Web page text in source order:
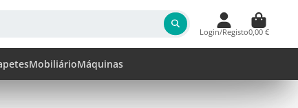
Login/Registo0,00 €
MobiliárioMáquinas